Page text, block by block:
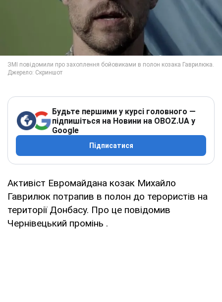
Будьте першими у курсі головного —
підпишіться на Новини на OBOZ.UA у
Google
Підписатися
Активіст Евромайдана козак Михайло
Гаврилюк потрапив в полон до терористів на
території Донбасу. Про це повідомив
Чернівецький промінь .